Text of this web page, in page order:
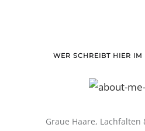
WER SCHREIBT HIER
Graue Haare, Lachfalten